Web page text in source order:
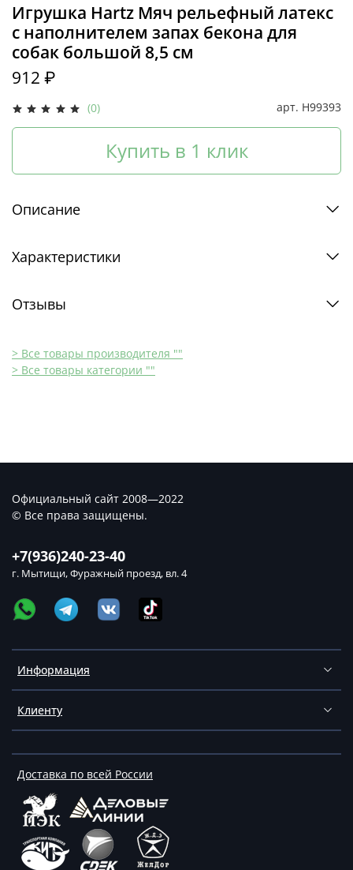
(0) арт. H99393
Игрушка Hartz Мяч рельефный латекс
с наполнителем запах бекона для
собак большой 8,5 см
912 ₽
Купить в 1 клик
Описание
Характеристики
Отзывы
> Все товары производителя ""
> Все товары категории ""
Информация
Клиенту
Доставка по всей России
+7(936)240-23-40
г. Мытищи, Фуражный проезд, вл. 4
Официальный сайт 2008—2022
© Все права защищены.